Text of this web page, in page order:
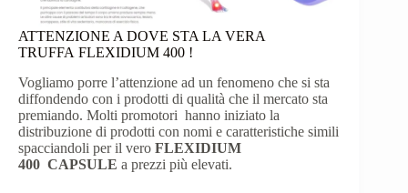
ATTENZIONE A DOVE STA LA VERA
TRUFFA FLEXIDIUM 400 !
Vogliamo porre l’attenzione ad un fenomeno che si sta
diffondendo con i prodotti di qualità che il mercato sta
premiando. Molti promotori hanno iniziato la
distribuzione di prodotti con nomi e caratteristiche simili
spacciandoli per il vero FLEXIDIUM
400 CAPSULE a prezzi più elevati.